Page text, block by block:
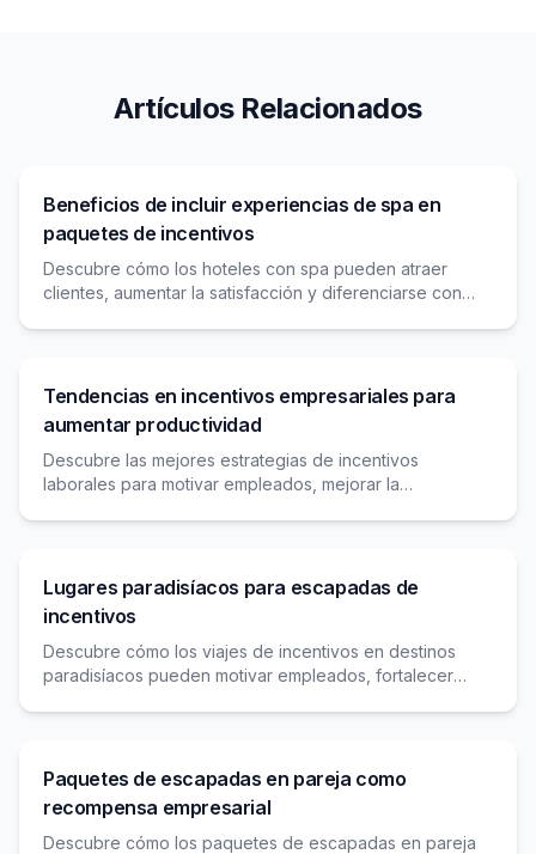
Artículos Relacionados
Beneficios de incluir experiencias de spa en
paquetes de incentivos
Descubre cómo los hoteles con spa pueden atraer
clientes, aumentar la satisfacción y diferenciarse con
Tendencias en incentivos empresariales para
aumentar productividad
Descubre las mejores estrategias de incentivos
laborales para motivar empleados, mejorar la
Lugares paradisíacos para escapadas de
incentivos
Descubre cómo los viajes de incentivos en destinos
paradisíacos pueden motivar empleados, fortalecer
Paquetes de escapadas en pareja como
recompensa empresarial
Descubre cómo los paquetes de escapadas en pareja